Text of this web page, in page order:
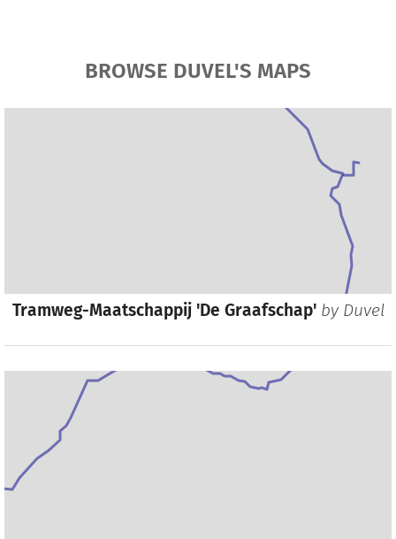
BROWSE DUVEL'S MAPS
Tramweg-Maatschappij 'De Graafschap' by Duvel